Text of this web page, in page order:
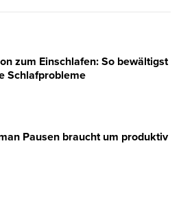
zum Einschlafen: So bewältigst
Schlafprobleme
Pausen braucht um produktiv